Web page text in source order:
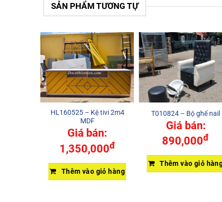
SẢN PHẨM TƯƠNG TỰ
HL160525 – Kệ tivi 2m4
MDF
Giá bán:
1,350,000đ
Thêm vào giỏ hàng
T010824 – Bộ ghế nail
Giá bán:
890,000đ
Thêm vào giỏ